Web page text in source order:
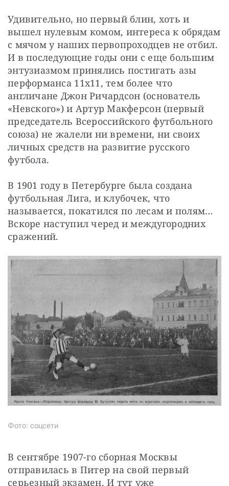
Удивительно, но первый блин, хоть и
вышел нулевым комом, интереса к обрядам
с мячом у наших первопроходцев не отбил.
И в последующие годы они с еще большим
энтузиазмом принялись постигать азы
перформанса 11х11, тем более что
англичане Джон Ричардсон (основатель
«Невского») и Артур Макферсон (первый
председатель Всероссийского футбольного
союза) не жалели ни времени, ни своих
личных средств на развитие русского
футбола.
В 1901 году в Петербурге была создана
футбольная Лига, и клубочек, что
называется, покатился по лесам и полям…
Вскоре наступил черед и междугородних
сражений.
Фото: соцсети
В сентябре 1907-го сборная Москвы
отправилась в Питер на свой первый
серьезный экзамен. И тут уже